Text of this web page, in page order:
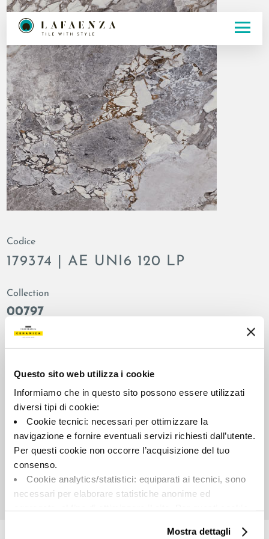
Questo sito web utilizza i cookie
Informiamo che in questo sito possono essere utilizzati
diversi tipi di cookie:
Cookie tecnici: necessari per ottimizzare la
navigazione e fornire eventuali servizi richiesti dall’utente.
Per questi cookie non occorre l’acquisizione del tuo
consenso.
Cookie analytics/statistici: equiparati ai tecnici, sono
necessari per elaborare statistiche anonime ed
Cookie di profilazione/marketing: sono utilizzati, solo
Mostra dettagli
Codice
179374 | AE UNI6 120 LP
Collection
00797
Colors:
Grey
Plain
Format:
120.0x120.0
honed
glossy
Shade variations:
Unit of measure:
MQ